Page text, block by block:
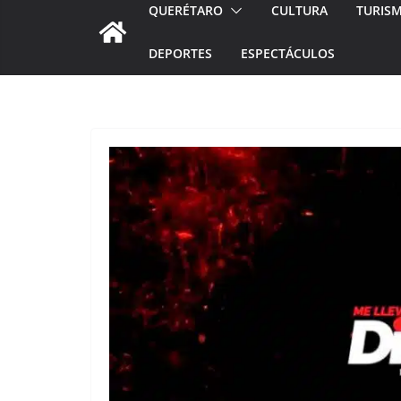
QUERÉTARO CULTURA
DEPORTES ESPECTÁCULOS